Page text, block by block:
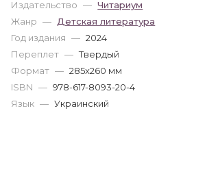
Издательство — Читариум
Жанр — Детская литература
Год издания — 2024
Переплет — Твердый
Формат — 285x260 мм
ISBN — 978-617-8093-20-4
Язык — Украинский